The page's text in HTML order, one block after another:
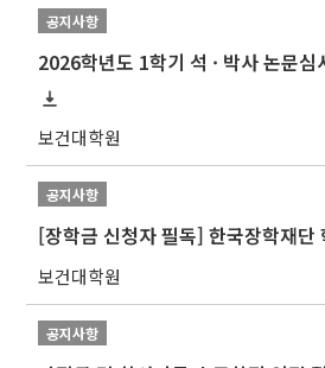
공지사항
보건대학원
공지사항
보건대학원
공지사항